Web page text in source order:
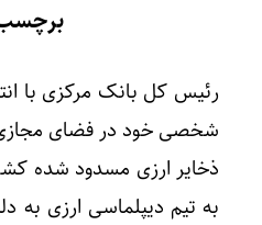
رئیس کل بانک مرکزی با
شخصی خود در فضای
ذخایر ارزی مسدود شده
به تیم دیپلماسی ارزی به